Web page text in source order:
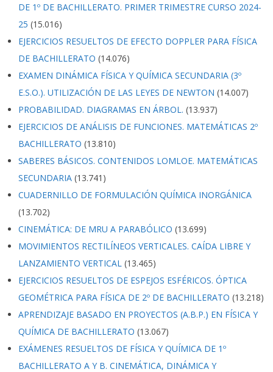
DE 1º DE BACHILLERATO. PRIMER TRIMESTRE CURSO 2024-
25 (15.016)
EJERCICIOS RESUELTOS DE EFECTO DOPPLER PARA FÍSICA
DE BACHILLERATO (14.076)
EXAMEN DINÁMICA FÍSICA Y QUÍMICA SECUNDARIA (3º
E.S.O.). UTILIZACIÓN DE LAS LEYES DE NEWTON (14.007)
PROBABILIDAD. DIAGRAMAS EN ÁRBOL. (13.937)
EJERCICIOS DE ANÁLISIS DE FUNCIONES. MATEMÁTICAS 2º
BACHILLERATO (13.810)
SABERES BÁSICOS. CONTENIDOS LOMLOE. MATEMÁTICAS
SECUNDARIA (13.741)
CUADERNILLO DE FORMULACIÓN QUÍMICA INORGÁNICA
(13.702)
CINEMÁTICA: DE MRU A PARABÓLICO (13.699)
MOVIMIENTOS RECTILÍNEOS VERTICALES. CAÍDA LIBRE Y
LANZAMIENTO VERTICAL (13.465)
EJERCICIOS RESUELTOS DE ESPEJOS ESFÉRICOS. ÓPTICA
GEOMÉTRICA PARA FÍSICA DE 2º DE BACHILLERATO (13.218)
APRENDIZAJE BASADO EN PROYECTOS (A.B.P.) EN FÍSICA Y
QUÍMICA DE BACHILLERATO (13.067)
EXÁMENES RESUELTOS DE FÍSICA Y QUÍMICA DE 1º
BACHILLERATO A Y B. CINEMÁTICA, DINÁMICA Y